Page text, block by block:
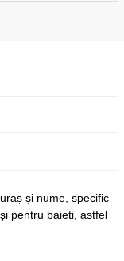
și nume, specific
pentru baieti, astfel